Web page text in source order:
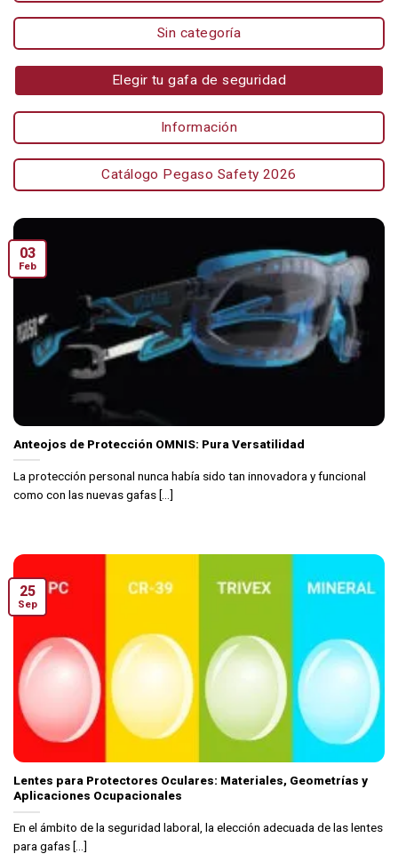
Sin categoría
Elegir tu gafa de seguridad
Información
Catálogo Pegaso Safety 2026
Anteojos de Protección OMNIS: Pura Versatilidad
La protección personal nunca había sido tan innovadora y funcional
como con las nuevas gafas [...]
03
Feb
Lentes para Protectores Oculares: Materiales, Geometrías y
Aplicaciones Ocupacionales
En el ámbito de la seguridad laboral, la elección adecuada de las lentes
para gafas [...]
25
Sep